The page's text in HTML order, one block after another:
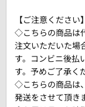
【ご注意ください】
◇こちらの商品は
注文いただいた場
す。コンビニ後払
す。予めご了承く
◇こちらの商品は
発送をさせて頂き